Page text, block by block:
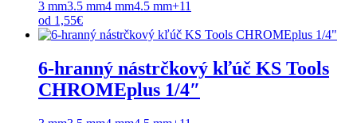
3 mm3.5 mm4 mm4.5 mm+11
od 1,55€
6-hranný nástrčkový kľúč KS Tools
CHROMEplus 1/4″